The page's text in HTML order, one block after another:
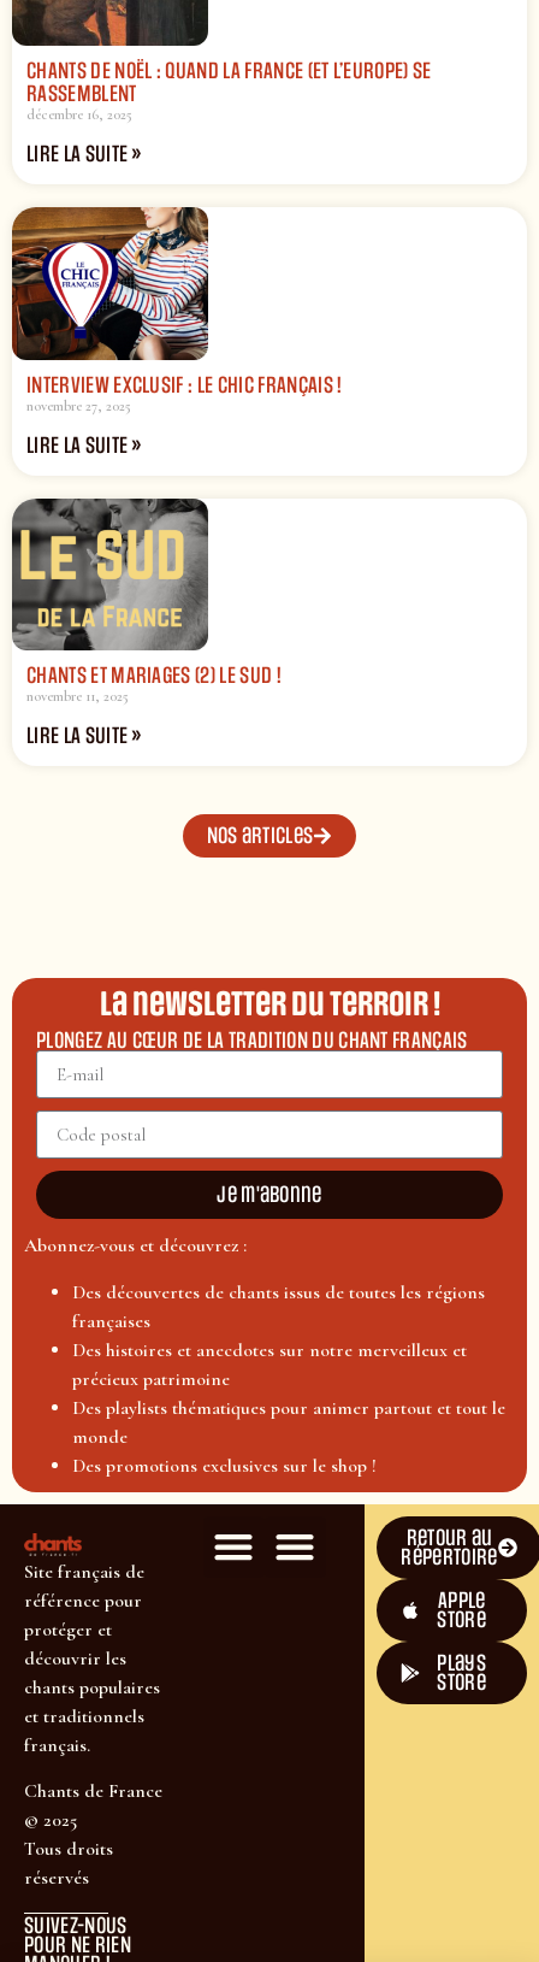
CHANTS DE NOËL : QUAND LA FRANCE (ET L’EUROPE) SE
RASSEMBLENT
décembre 16, 2025
LIRE LA SUITE »
INTERVIEW EXCLUSIF : LE CHIC FRANÇAIS !
novembre 27, 2025
LIRE LA SUITE »
CHANTS ET MARIAGES (2) LE SUD !
novembre 11, 2025
LIRE LA SUITE »
Nos articles
La newsletter du terroir !
PLONGEZ AU CŒUR DE LA TRADITION DU CHANT FRANÇAIS
Je m'abonne
Abonnez-vous et découvrez :
Des découvertes de chants issus de toutes les régions
françaises
Des histoires et anecdotes sur notre merveilleux et
précieux patrimoine
Des playlists thématiques pour animer partout et tout le
monde
Des promotions exclusives sur le shop !
Site français de
référence pour
protéger et
découvrir les
chants populaires
et traditionnels
français.
Chants de France
© 2025
Tous droits
réservés
SUIVEZ-NOUS
POUR NE RIEN
Retour au
répertoire
Apple
Store
plays
store